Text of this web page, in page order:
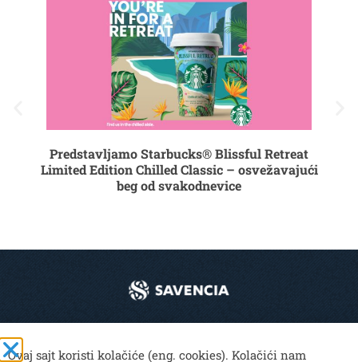
Predstavljamo Starbucks® Blissful Retreat
Limited Edition Chilled Classic – osvežavajući
beg od svakodnevice
Ovaj sajt koristi kolačiće (eng. cookies). Kolačići nam